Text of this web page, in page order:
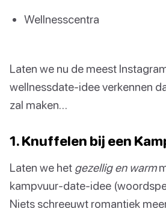
Wellnesscentra
Laten we nu de meest
wellnessdate-idee verkennen
zal maken…
1. Knuffelen bij een
Laten we het gezellig en warm
kampvuur-date-idee
Niets schreeuwt romantiek